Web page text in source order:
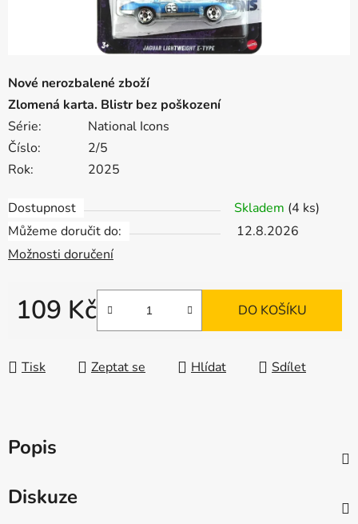
Nové nerozbalené zboží
Zlomená karta. Blistr bez poškození
Série:
National Icons
Číslo:
2/5
Rok:
2025
Dostupnost Skladem (4 ks)
Můžeme doručit do:
12.8.2026
Možnosti doručení
109 Kč DO KOŠÍKU
Tisk Zeptat se Hlídat Sdílet
Popis
Diskuze